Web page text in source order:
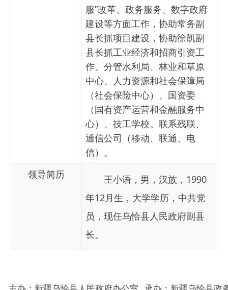
作。分管水利局、林业和草原
中心、人力资源和社会保障局
（社会保险中心）、国资委
（国有资产运营和金融服务中
心）、技工学校。联系残联、
通信公司（移动、联通、电
信）。
王小语，男，汉族，1990
年12月生，大学学历，
中共党
员，现任乌恰县人民政府副县
长。
主办：新疆乌恰县人民政府办公室 承办：新疆乌恰县政务服务
政府网站标识码：6530240001新公网安备65302402000101号
地 址：新疆克州乌恰县光明路1号联系电话：0908-4621030